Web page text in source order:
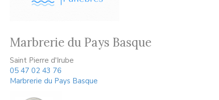
Marbrerie du Pays Basque
Saint Pierre d'Irube
05 47 02 43 76
Marbrerie du Pays Basque